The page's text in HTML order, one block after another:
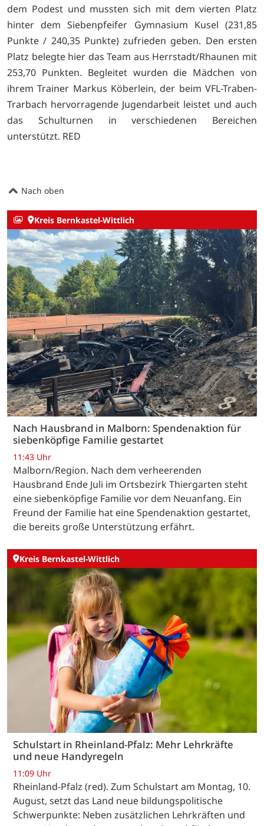
dem Podest und mussten sich mit dem vierten Platz
hinter dem Siebenpfeifer Gymnasium Kusel (231,85
Punkte / 240,35 Punkte) zufrieden geben. Den ersten
Platz belegte hier das Team aus Herrstadt/Rhaunen mit
253,70 Punkten. Begleitet wurden die Mädchen von
ihrem Trainer Markus Köberlein, der beim VFL-Traben-
Trarbach hervorragende Jugendarbeit leistet und auch
das Schulturnen in verschiedenen Bereichen
unterstützt. RED
Nach oben
Kreis Bernkastel-Wittlich
Nach Hausbrand in Malborn: Spendenaktion für
siebenköpfige Familie gestartet
11:43 Uhr
Malborn/Region. Nach dem verheerenden
Hausbrand Ende Juli im Ortsbezirk Thiergarten steht
eine siebenköpfige Familie vor dem Neuanfang. Ein
Freund der Familie hat eine Spendenaktion gestartet,
die bereits große Unterstützung erfährt.
Kreis Bernkastel-Wittlich
Schulstart in Rheinland-Pfalz: Mehr Lehrkräfte
und neue Handyregeln
11:09 Uhr
Rheinland-Pfalz (red). Zum Schulstart am Montag, 10.
August, setzt das Land neue bildungspolitische
Schwerpunkte: Neben zusätzlichen Lehrkräften und